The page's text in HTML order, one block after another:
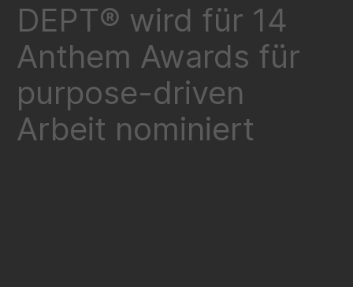
DEPT® wird für 14
Anthem Awards für
purpose-driven
Arbeit nominiert